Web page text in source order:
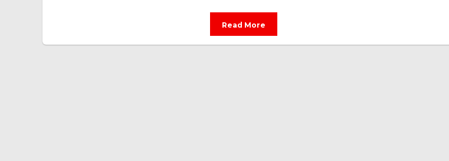
Read More